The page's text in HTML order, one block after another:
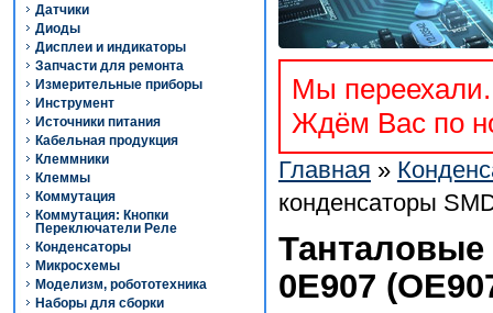
Датчики
Диоды
Дисплеи и индикаторы
Запчасти для ремонта
Измерительные приборы
Инструмент
Источники питания
Кабельная продукция
Клеммники
Клеммы
Коммутация
Коммутация: Кнопки
Переключатели Реле
Конденсаторы
Микросхемы
Моделизм, робототехника
Наборы для сборки
Мы
Ждём Вас по
Главная »
конденсаторы
Танталовые
0E907